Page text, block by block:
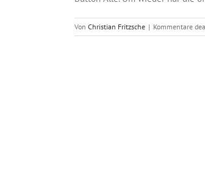
Von Christian Fritzsche | Kommentare